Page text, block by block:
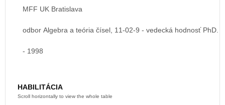
MFF UK Bratislava
odbor Algebra a teória čísel, 11-02-9 - vedecká hodnosť PhD.
- 1998
HABILITÁCIA